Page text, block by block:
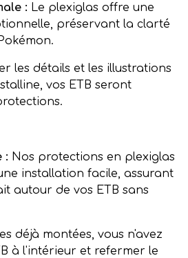
: Le plexiglas offre une
préservant la clarté
les détails et les illustrations
vos ETB seront
: Nos protections en plexiglas
installation facile, assurant
autour de vos ETB sans
déjà montées, vous n'avez
à l'intérieur et refermer le